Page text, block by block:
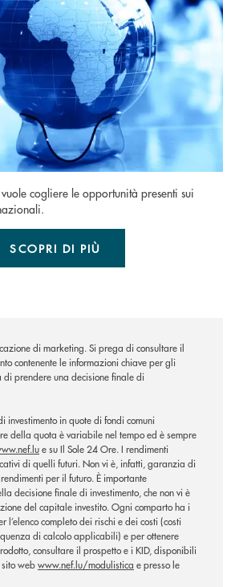
cogliere le opportunità presenti sui
SCOPRI DI PIÙ
di marketing. Si prega di consultare il
contenente le informazioni chiave per gli
di prendere una decisione finale di
investimento in quote di fondi comuni
della quota è variabile nel tempo ed è sempre
e su Il Sole 24 Ore. I rendimenti
di quelli futuri. Non vi è, infatti, garanzia di
per il futuro. È importante
decisione finale di investimento, che non vi è
del capitale investito. Ogni comparto ha i
l’elenco completo dei rischi e dei costi (costi
di calcolo applicabili) e per ottenere
consultare il prospetto e i KID, disponibili
webwww.nef.lu/modulistica e presso le